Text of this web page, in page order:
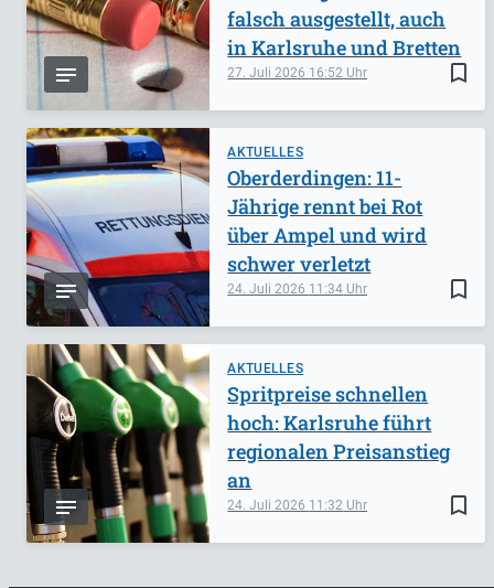
bookmark_border
27. Juli 2026 16:52
falsch ausgestellt, auch
in Karlsruhe und Bretten
AKTUELLES
bookmark_border
24. Juli 2026 11:34
Oberderdingen: 11-
Jährige rennt bei Rot
über Ampel und wird
schwer verletzt
AKTUELLES
bookmark_border
24. Juli 2026 11:32
Spritpreise schnellen
hoch: Karlsruhe führt
regionalen Preisanstieg
an